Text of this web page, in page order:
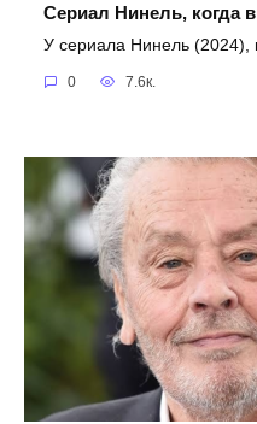
Сериал Нинель, когда
У сериала Нинель (2024),
0 7.6к.